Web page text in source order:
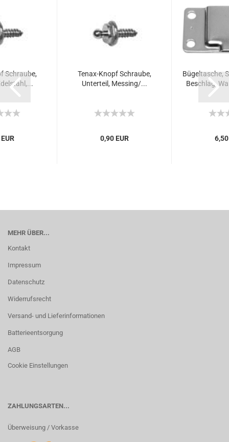
Schraube,
Tenax-Knopf Schraube,
Unterteil, Messing/...
0,90 EUR
Bügeltasche,
Beschlag,
6,50
MEHR ÜBER...
Kontakt
Impressum
Datenschutz
Widerrufsrecht
Versand- und Lieferinformationen
Batterieentsorgung
AGB
Cookie Einstellungen
ZAHLUNGSARTEN...
Überweisung / Vorkasse